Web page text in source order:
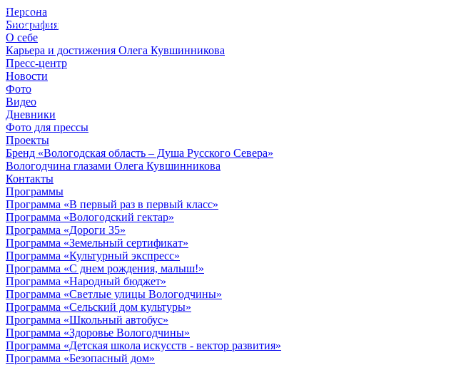
Персона
Биография
О себе
Карьера и достижения Олега Кувшинникова
Пресс-центр
Новости
Фото
Видео
Дневники
Фото для прессы
Проекты
Бренд «Вологодская область – Душа Русского Севера»
Вологодчина глазами Олега Кувшинникова
Контакты
Программы
Программа «В первый раз в первый класс»
Программа «Вологодский гектар»
Программа «Дороги 35»
Программа «Земельный сертификат»
Программа «Культурный экспресс»
Программа «С днем рождения, малыш!»
Программа «Народный бюджет»
Программа «Светлые улицы Вологодчины»
Программа «Сельский дом культуры»
Программа «Школьный автобус»
Программа «Здоровье Вологодчины»
Программа «Детская школа искусств - вектор развития»
Программа «Безопасный дом»
© 2012 - 2023,
КУВШИННИКОВ О.А.